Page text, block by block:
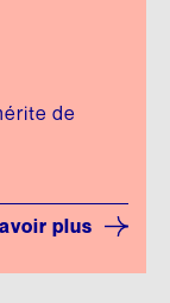
de
plus